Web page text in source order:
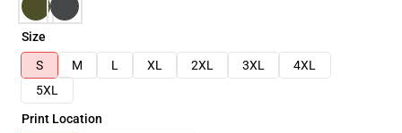
Size
S
M L XL 2XL 3XL
4XL
5XL
Print Location